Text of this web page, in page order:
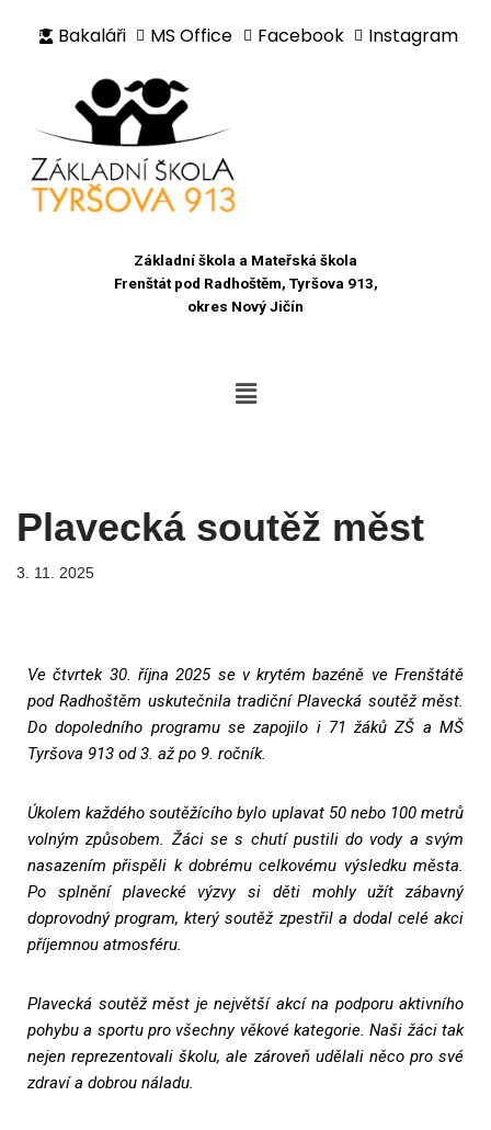
Bakaláři MS Office Facebook Instagram
Základní škola a Mateřská škola
Frenštát pod Radhoštěm, Tyršova 913,
okres Nový Jičín
Plavecká soutěž měst
3. 11. 2025
Ve čtvrtek 30. října 2025 se v krytém bazéně ve Frenštátě
pod Radhoštěm uskutečnila tradiční Plavecká soutěž měst.
Do dopoledního programu se zapojilo i 71 žáků ZŠ a MŠ
Tyršova 913 od 3. až po 9. ročník.
Úkolem každého soutěžícího bylo uplavat 50 nebo 100 metrů
volným způsobem. Žáci se s chutí pustili do vody a svým
nasazením přispěli k dobrému celkovému výsledku města.
Po splnění plavecké výzvy si děti mohly užít zábavný
doprovodný program, který soutěž zpestřil a dodal celé akci
příjemnou atmosféru.
Plavecká soutěž měst je největší akcí na podporu aktivního
pohybu a sportu pro všechny věkové kategorie. Naši žáci tak
nejen reprezentovali školu, ale zároveň udělali něco pro své
zdraví a dobrou náladu.